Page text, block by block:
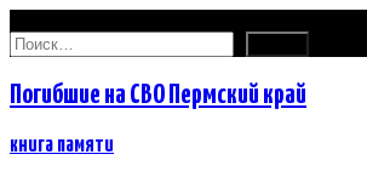
Найти:
Погибшие на СВО Пермский край
книга памяти